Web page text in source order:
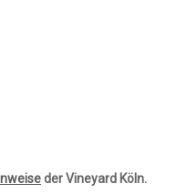
der Vineyard Köln.